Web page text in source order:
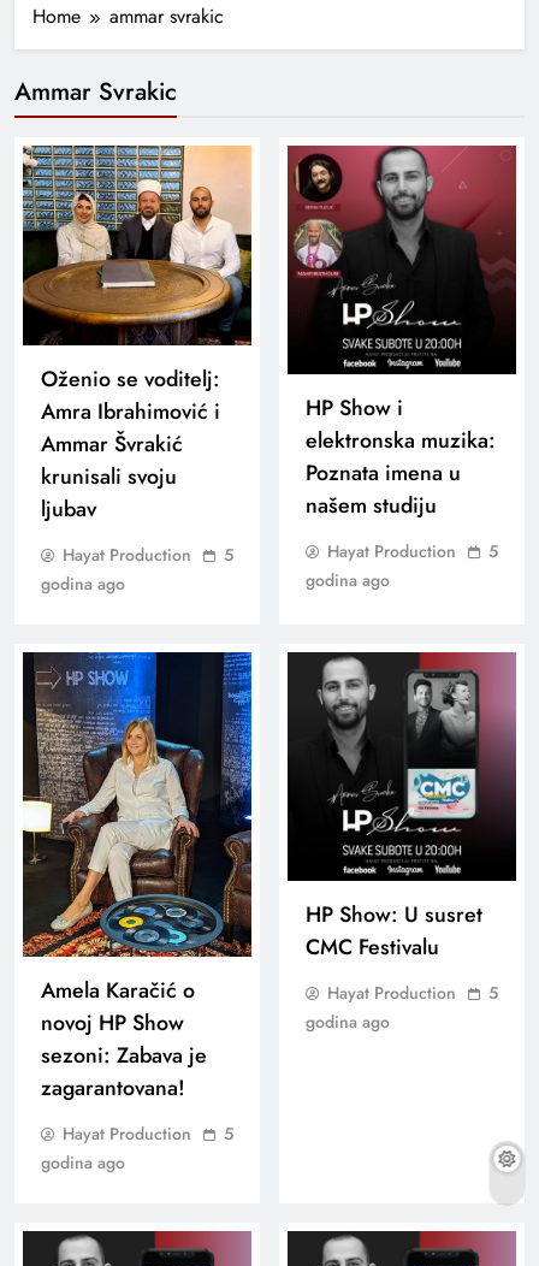
Home ammar svrakic
Ammar Svrakic
Oženio se voditelj:
Amra Ibrahimović i
Ammar Švrakić
krunisali svoju
ljubav
Hayat Production
5
godina ago
HP Show i
elektronska muzika:
Poznata imena u
našem studiju
Hayat Production
5
godina ago
Amela Karačić o
novoj HP Show
sezoni: Zabava je
zagarantovana!
Hayat Production
5
godina ago
HP Show: U susret
CMC Festivalu
Hayat Production
5
godina ago